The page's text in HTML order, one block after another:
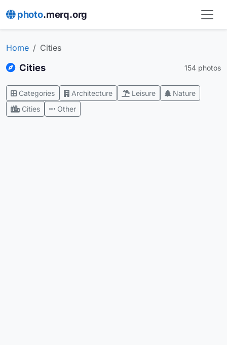
photo.merq.org
Home Cities
Cities 154 photos
Categories Architecture Leisure
Nature
Cities
Other